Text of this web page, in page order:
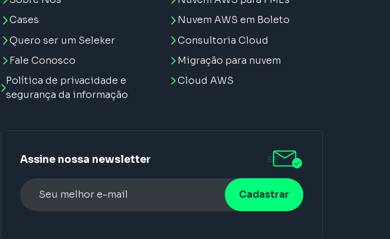
Cases
Quero ser um Seleker
Fale Conosco
Política de privacidade e
segurança da informação
Nuvem AWS em Boleto
Consultoria Cloud
Migração para nuvem
Cloud AWS
Assine nossa newsletter